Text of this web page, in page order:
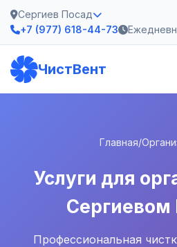
Сергиев Посад
+7 (977) 618-44-73
ЧистВент
Главная/
Услуги для
Сергиевом
Профессиональная